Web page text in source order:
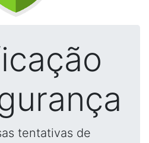
tentativas de